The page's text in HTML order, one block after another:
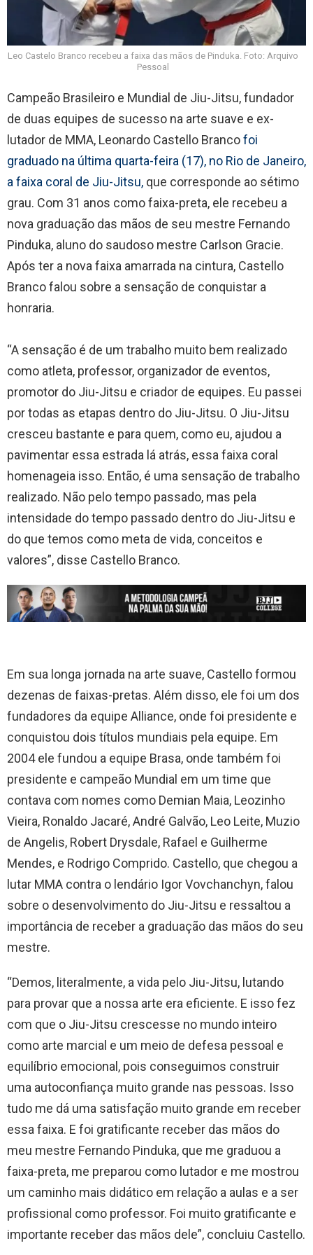
Leo Castelo Branco recebeu a faixa das mãos de Pinduka. Foto: Arquivo
Pessoal
Campeão Brasileiro e Mundial de Jiu-Jitsu, fundador
de duas equipes de sucesso na arte suave e ex-
lutador de MMA, Leonardo Castello Brancofoi
graduado na última quarta-feira (17), no Rio de Janeiro,
a faixa coral de Jiu-Jitsu, que corresponde ao sétimo
grau. Com 31 anos como faixa-preta, ele recebeu a
nova graduação das mãos de seu mestre Fernando
Pinduka, aluno do saudoso mestre Carlson Gracie.
Após ter a nova faixa amarrada na cintura, Castello
Branco falou sobre a sensação de conquistar a
honraria.
“A sensação é de um trabalho muito bem realizado
como atleta, professor, organizador de eventos,
promotor do Jiu-Jitsu e criador de equipes. Eu passei
por todas as etapas dentro do Jiu-Jitsu. O Jiu-Jitsu
cresceu bastante e para quem, como eu, ajudou a
pavimentar essa estrada lá atrás, essa faixa coral
homenageia isso. Então, é uma sensação de trabalho
realizado. Não pelo tempo passado, mas pela
intensidade do tempo passado dentro do Jiu-Jitsu e
do que temos como meta de vida, conceitos e
valores”, disse Castello Branco.
Em sua longa jornada na arte suave, Castello formou
dezenas de faixas-pretas. Além disso, ele foi um dos
fundadores da equipe Alliance, onde foi presidente e
conquistou dois títulos mundiais pela equipe. Em
2004 ele fundou a equipe Brasa, onde também foi
presidente e campeão Mundial em um time que
contava com nomes como Demian Maia, Leozinho
Vieira, Ronaldo Jacaré, André Galvão, Leo Leite, Muzio
de Angelis, Robert Drysdale, Rafael e Guilherme
Mendes, e Rodrigo Comprido. Castello, que chegou a
lutar MMA contra o lendário Igor Vovchanchyn, falou
sobre o desenvolvimento do Jiu-Jitsu e ressaltou a
importância de receber a graduação das mãos do seu
mestre.
“Demos, literalmente, a vida pelo Jiu-Jitsu, lutando
para provar que a nossa arte era eficiente. E isso fez
com que o Jiu-Jitsu crescesse no mundo inteiro
como arte marcial e um meio de defesa pessoal e
equilíbrio emocional, pois conseguimos construir
uma autoconfiança muito grande nas pessoas. Isso
tudo me dá uma satisfação muito grande em receber
essa faixa. E foi gratificante receber das mãos do
meu mestre Fernando Pinduka, que me graduou a
faixa-preta, me preparou como lutador e me mostrou
um caminho mais didático em relação a aulas e a ser
profissional como professor. Foi muito gratificante e
importante receber das mãos dele”, concluiu Castello.